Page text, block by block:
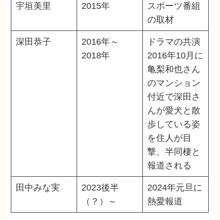
宇垣美里 2015年
スポーツ番組
の取材
深田恭子
2016年～
2018年
ドラマの共演
2016年10月に
亀梨和也さん
のマンション
付近で深田さ
んが愛犬と散
歩している姿
を住人が目
撃、半同棲と
報道される
田中みな実
2023後半
（？）～
2024年元旦に
熱愛報道